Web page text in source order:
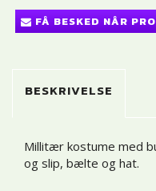
FÅ BESKED NÅR
BESKRIVELSE
Millitær kostume med
og slip, bælte og hat.